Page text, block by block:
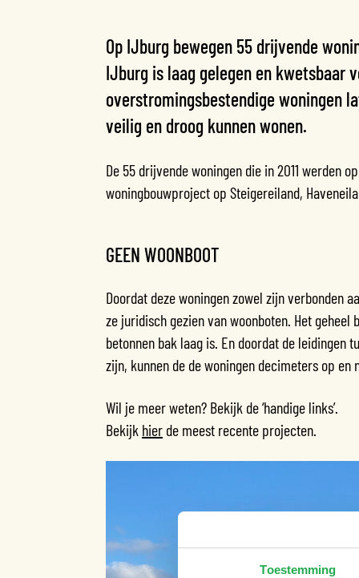
Toestemming
Op IJburg bewegen 55 drijvende
IJburg is laag gelegen en kwetsbaar
overstromingsbestendige woningen
veilig en droog kunnen wonen.
De 55 drijvende woningen die in 2011 werden
woningbouwproject op Steigereiland,
GEEN WOONBOOT
Doordat deze woningen zowel zijn verbonden
ze juridisch gezien van woonboten. Het
betonnen bak laag is. En doordat de leidingen
zijn, kunnen de de woningen decimeters op en
Wil je meer weten? Bekijk de ‘handige links’.
Bekijk hier de meest recente projecten.